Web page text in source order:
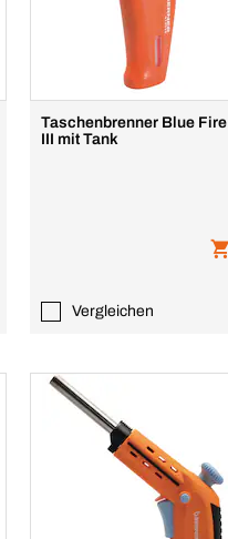
Taschenbrenner Blue Fire
III mit Tank
Vergleichen